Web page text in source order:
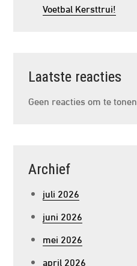
Voetbal Kersttrui!
Laatste reacties
Geen reacties om te tonen.
Archief
juli 2026
juni 2026
mei 2026
april 2026